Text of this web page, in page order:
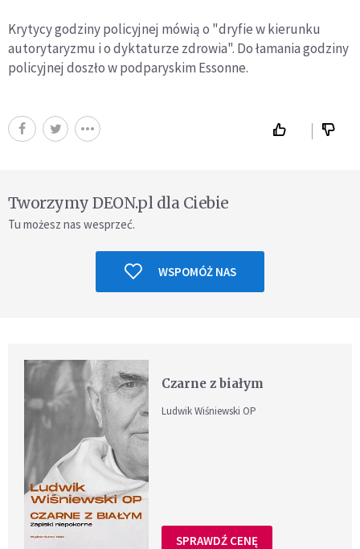
Krytycy godziny policyjnej mówią o "dryfie w kierunku
autorytaryzmu i o dyktaturze zdrowia". Do łamania godziny
policyjnej doszło w podparyskim Essonne.
Tworzymy DEON.pl dla Ciebie
Tu możesz nas wesprzeć.
WSPOMÓŻ NAS
Czarne z białym
Ludwik Wiśniewski OP
SPRAWDŹ CENĘ